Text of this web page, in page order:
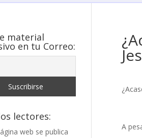
A
material
en tu Correo:
lectores:
web se publica